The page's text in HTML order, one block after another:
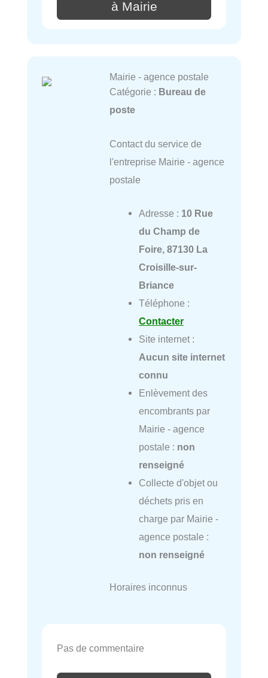
à Mairie
Mairie - agence postale
Catégorie : Bureau de
poste
Contact du service de
l'entreprise Mairie - agence
postale
Adresse : 10 Rue
du Champ de
Foire, 87130 La
Croisille-sur-
Briance
Téléphone :
Contacter
Site internet :
Aucun site internet
connu
Enlèvement des
encombrants par
Mairie - agence
postale : non
renseigné
Collecte d'objet ou
déchets pris en
charge par Mairie -
agence postale :
non renseigné
Horaires inconnus
Pas de commentaire